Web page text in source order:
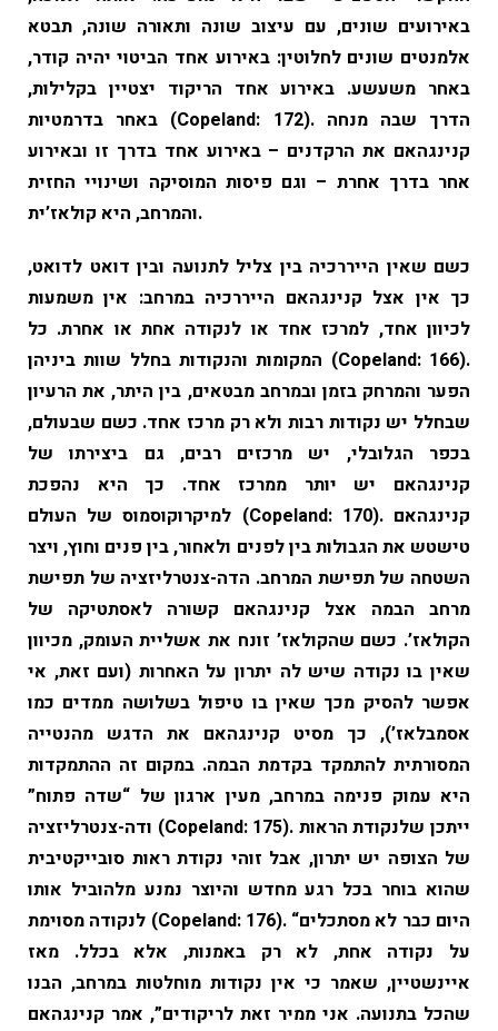
באירועים שונים, עם עיצוב שונה ותאורה שונה, תבטא
אלמנטים שונים לחלוטין: באירוע אחד הביטוי יהיה קודר,
באחר משעשע. באירוע אחד הריקוד יצטיין בקלילות,
באחר בדרמטיות (Copeland: 172). הדרך שבה מנחה
קנינגהאם את הרקדנים – באירוע אחד בדרך זו ובאירוע
אחר בדרך אחרת – וגם פיסות המוסיקה ושינויי החזית
והמרחב, היא קולאז’ית.
כשם שאין הייררכיה בין צליל לתנועה ובין דואט לדואט,
כך אין אצל קנינגהאם הייררכיה במרחב: אין משמעות
לכיוון אחד, למרכז אחד או לנקודה אחת או אחרת. כל
המקומות והנקודות בחלל שוות ביניהן (Copeland: 166).
הפער והמרחק בזמן ובמרחב מבטאים, בין היתר, את הרעיון
שבחלל יש נקודות רבות ולא רק מרכז אחד. כשם שבעולם,
בכפר הגלובלי, יש מרכזים רבים, גם ביצירתו של
קנינגהאם יש יותר ממרכז אחד. כך היא נהפכת
למיקרוקוסמוס של העולם (Copeland: 170). קנינגהאם
טישטש את הגבולות בין לפנים ולאחור, בין פנים וחוץ, ויצר
השטחה של תפישת המרחב. הדה-צנטרליזציה של תפישת
מרחב הבמה אצל קנינגהאם קשורה לאסתטיקה של
הקולאז’. כשם שהקולאז’ זונח את אשליית העומק, מכיוון
שאין בו נקודה שיש לה יתרון על האחרות (ועם זאת, אי
אפשר להסיק מכך שאין בו טיפול בשלושה ממדים כמו
אסמבלאז’), כך מסיט קנינגהאם את הדגש מהנטייה
המסורתית להתמקד בקדמת הבמה. במקום זה ההתמקדות
היא עמוק פנימה במרחב, מעין ארגון של “שדה פתוח”
ודה-צנטרליזציה (Copeland: 175). ייתכן שלנקודת הראות
של הצופה יש יתרון, אבל זוהי נקודת ראות סובייקטיבית
שהוא בוחר בכל רגע מחדש והיוצר נמנע מלהוביל אותו
לנקודה מסוימת (Copeland: 176). “היום כבר לא מסתכלים
על נקודה אחת, לא רק באמנות, אלא בכלל. מאז
איינשטיין, שאמר כי אין נקודות מוחלטות במרחב, הבנו
שהכל בתנועה. אני ממיר זאת לריקודים”, אמר קנינגהאם